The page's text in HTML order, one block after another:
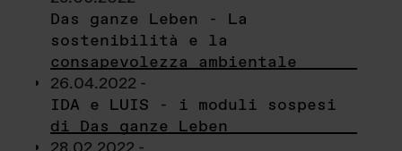
Das ganze Leben - La
sostenibilità e la
consapevolezza ambientale
26.04.2022 -
IDA e LUIS - i moduli sospesi
di Das ganze Leben